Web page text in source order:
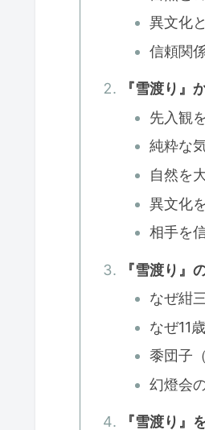
異文化
信頼関
『雪渡り』
先入観
純粋な
自然を
異文化
相手を
『雪渡り』
なぜ紺
なぜ11
黍団子
幻燈会
『雪渡り』